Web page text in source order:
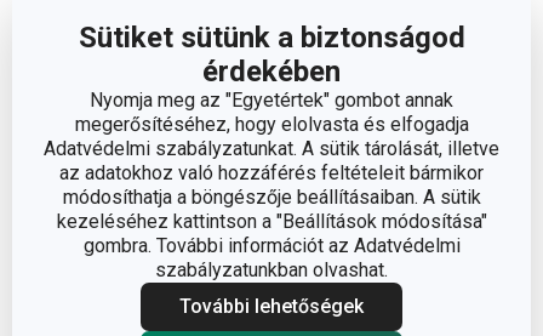
Sütiket sütünk a biztonságod
érdekében
Nyomja meg az "Egyetértek" gombot annak
megerősítéséhez, hogy elolvasta és elfogadja
Adatvédelmi szabályzatunkat. A sütik tárolását, illetve
az adatokhoz való hozzáférés feltételeit bármikor
módosíthatja a böngészője beállításaiban. A sütik
kezeléséhez kattintson a "Beállítások módosítása"
gombra. További információt az Adatvédelmi
szabályzatunkban olvashat.
További lehetőségek
3 márkaboltban elérhető
11 márkaboltban elérhető
Kosárba